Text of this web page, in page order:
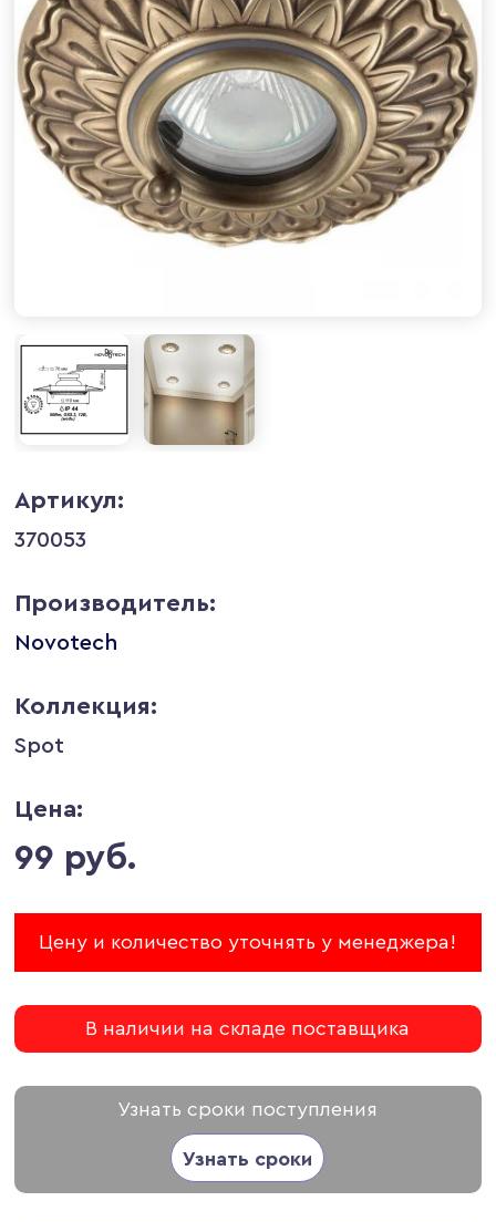
Артикул:
370053
Производитель:
Novotech
Коллекция:
Spot
Цена:
99 руб.
Цену и количество уточнять у менеджера!
В наличии на складе поставщика
Узнать сроки поступления
Узнать сроки